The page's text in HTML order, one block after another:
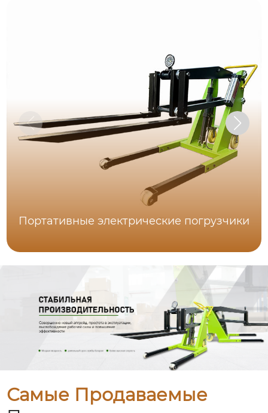
Портативные электрические погрузчики
Самые Продаваемые